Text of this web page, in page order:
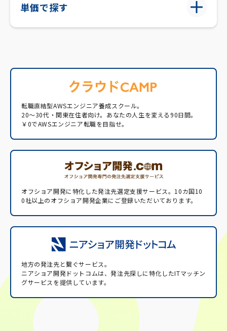
単価で探す
転職直結型AWSエンジニア養成スクール。
20〜30代・関東在住者向け。あなたの人生を変える90日間。
￥0でAWSエンジニア転職を目指せ。
オフショア開発に特化した発注先選定支援サービス。 10カ国10
0社以上のオフショア開発企業にご登録いただいております。
地方の発注先と繋ぐサービス。
ニアショア開発ドットコムは、発注先探しに特化したITマッチン
グサービスを提供しています。